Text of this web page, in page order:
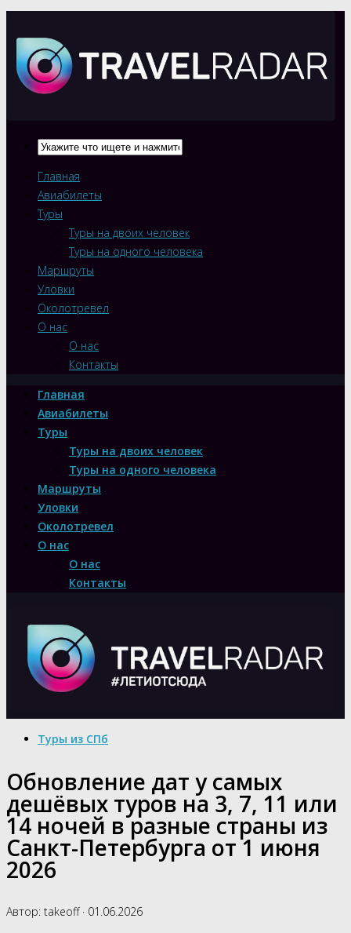
Главная
Авиабилеты
Туры
Туры на двоих человек
Туры на одного человека
Маршруты
Уловки
Околотревел
О нас
О нас
Контакты
Главная
Авиабилеты
Туры
Туры на двоих человек
Туры на одного человека
Маршруты
Уловки
Околотревел
О нас
О нас
Контакты
Туры из СПб
Обновление дат у самых
дешёвых туров на 3, 7, 11 или
14 ночей в разные страны из
Санкт-Петербурга от 1 июня
2026
Автор: takeoff · 01.06.2026